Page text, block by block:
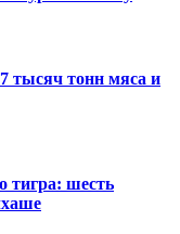
тысяч тонн мяса и
тигра: шесть